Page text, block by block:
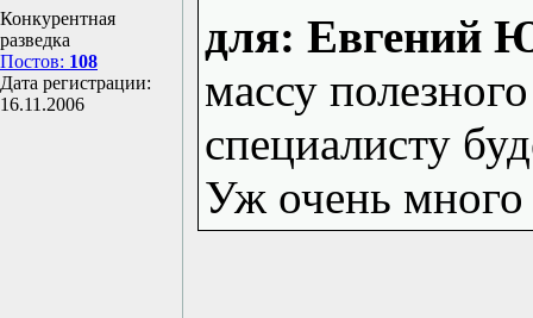
Конкурентная
разведка
Постов: 108
Дата регистрации:
16.11.2006
для: Евгений
массу
специалисту
Уж очень много